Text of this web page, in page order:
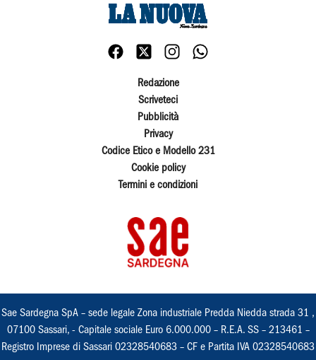
Redazione
Scriveteci
Pubblicità
Privacy
Codice Etico e Modello 231
Cookie policy
Termini e condizioni
Sae Sardegna SpA – sede legale Zona industriale Predda Niedda strada 31 ,
07100 Sassari, - Capitale sociale Euro 6.000.000 – R.E.A. SS – 213461 –
Registro Imprese di Sassari 02328540683 – CF e Partita IVA 02328540683